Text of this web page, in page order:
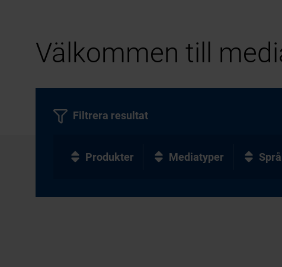
Välkommen till
Filtrera resultat
Produkter Mediatyper